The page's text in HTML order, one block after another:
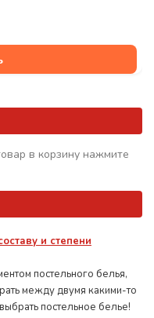
в корзину нажмите
и степени
постельного белья,
между двумя какими-то
постельное белье!